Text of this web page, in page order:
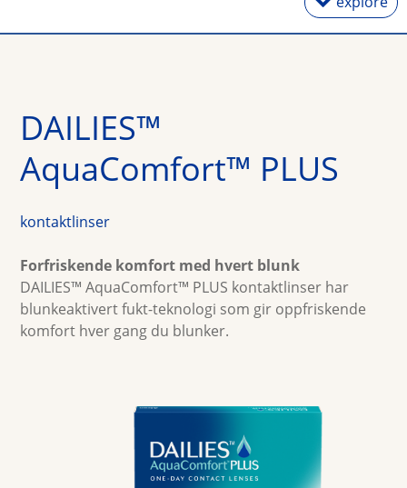
Månedslinser
Farge
Kontaktlinsevæsker
DAILIES™
AquaComfort™ PLUS
kontaktlinser
Forfriskende komfort med hvert blunk
DAILIES™ AquaComfort™ PLUS kontaktlinser har
blunkeaktivert fukt-teknologi som gir oppfriskende
komfort hver gang du blunker.